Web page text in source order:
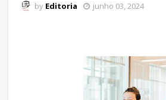
by Editoria junho 03, 2024